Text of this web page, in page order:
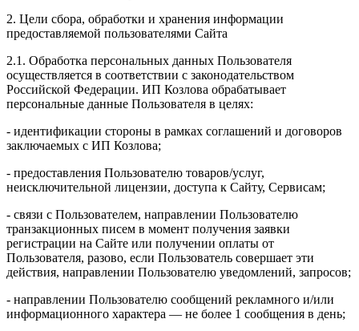
2. Цели сбора, обработки и хранения информации
предоставляемой пользователями Сайта
2.1. Обработка персональных данных Пользователя
осуществляется в соответствии с законодательством
Российской Федерации. ИП Козловa обрабатывает
персональные данные Пользователя в целях:
- идентификации стороны в рамках соглашений и договоров
заключаемых с ИП Козлова;
- предоставления Пользователю товаров/услуг,
неисключительной лицензии, доступа к Сайту, Сервисам;
- связи с Пользователем, направлении Пользователю
транзакционных писем в момент получения заявки
регистрации на Сайте или получении оплаты от
Пользователя, разово, если Пользователь совершает эти
действия, направлении Пользователю уведомлений, запросов;
- направлении Пользователю сообщений рекламного и/или
информационного характера — не более 1 сообщения в день;